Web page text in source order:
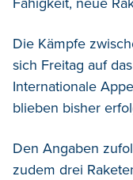
Die Kämpfe
sich Freitag auf
Internationale
blieben bisher
Den Angaben
zudem drei